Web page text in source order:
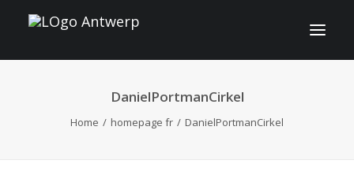
INFO
DanielPortmanCirkel
Home homepage fr DanielPortmanCirkel